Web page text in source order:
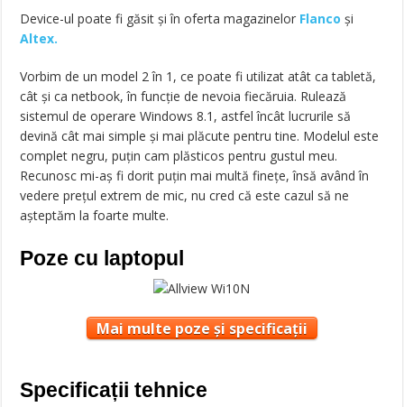
Device-ul poate fi găsit și în oferta magazinelor Flanco și
Altex.
Vorbim de un model 2 în 1, ce poate fi utilizat atât ca tabletă,
cât și ca netbook, în funcție de nevoia fiecăruia. Rulează
sistemul de operare Windows 8.1, astfel încât lucrurile să
devină cât mai simple și mai plăcute pentru tine. Modelul este
complet negru, puțin cam plăsticos pentru gustul meu.
Recunosc mi-aș fi dorit puțin mai multă finețe, însă având în
vedere prețul extrem de mic, nu cred că este cazul să ne
așteptăm la foarte multe.
Poze cu laptopul
Mai multe poze și specificații
Specificații tehnice